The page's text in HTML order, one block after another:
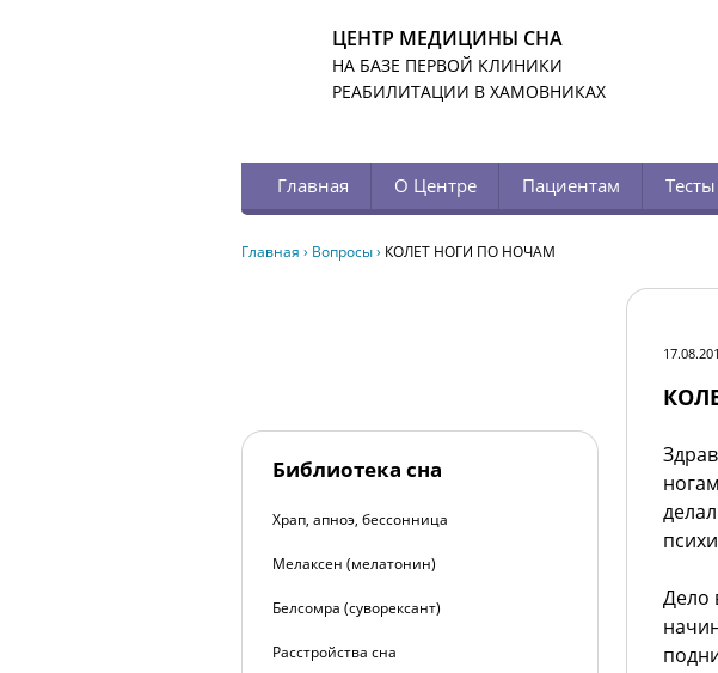
ЦЕНТР МЕДИЦИНЫ СНА
НА БАЗЕ ПЕРВОЙ КЛИНИКИ
РЕАБИЛИТАЦИИ В ХАМОВНИКАХ
Главная О Центре Пациентам
Главная › Вопросы› КОЛЕТ НОГИ ПО НОЧАМ
Дело
Библиотека сна
Храп, апноэ, бессонница
Мелаксен (мелатонин)
Белсомра (суворексант)
Расстройства сна